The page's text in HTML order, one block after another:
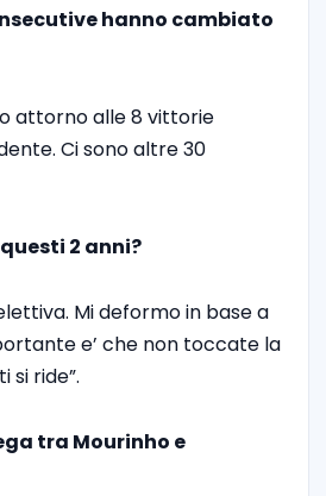
hanno cambiato
attorno alle 8 vittorie
Ci sono altre 30
2 anni?
Mi deformo in base a
e’ che non toccate la
si ride”.
tra Mourinho e